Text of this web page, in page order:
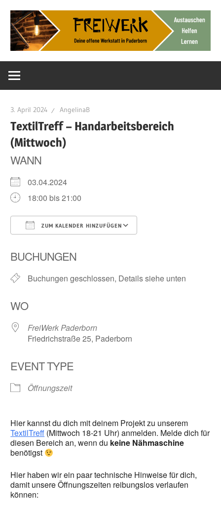
Inhalt
springen
FreiWerk
Paderborn
offene
3. April 2024 AngelinaB
TextilTreff – Handarbeitsbereich
(Mittwoch)
WANN
03.04.2024
18:00 bis 21:00
ZUM KALENDER HINZUFÜGEN
BUCHUNGEN
Buchungen geschlossen, Details siehe unten
WO
FreiWerk Paderborn
Friedrichstraße 25, Paderborn
EVENT TYPE
Öffnungszeit
Hier kannst du dich mit deinem Projekt zu unserem
TextilTreff (Mittwoch 18-21 Uhr) anmelden. Melde dich für
diesen Bereich an, wenn du keine Nähmaschine
benötigst
Hier haben wir ein paar technische Hinweise für dich,
damit unsere Öffnungszeiten reibungslos verlaufen
können: